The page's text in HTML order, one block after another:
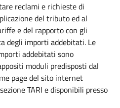
reclami e richieste di
del tributo ed al
e del rapporto con gli
degli importi addebitati. Le
addebitati sono
moduli predisposti dal
page del sito internet
TARI e disponibili presso